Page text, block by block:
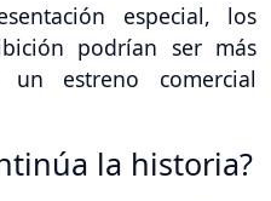
especial, los
podrían ser más
estreno comercial
la historia?